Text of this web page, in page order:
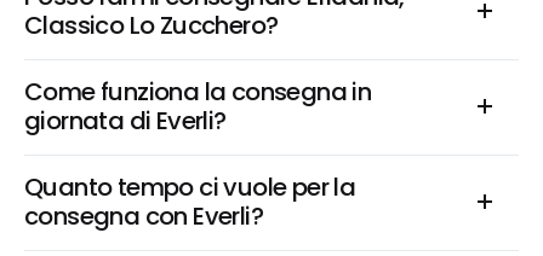
Classico Lo Zucchero?
Come funziona la consegna in
giornata di Everli?
Quanto tempo ci vuole per la
consegna con Everli?